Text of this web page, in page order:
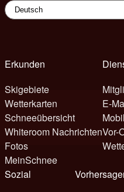
Erkunden
Skigebiete
Wetterkarten
Schneeübersicht
Whiteroom Nachrichten
Fotos
MeinSchnee
E-
Vor-
Sozial